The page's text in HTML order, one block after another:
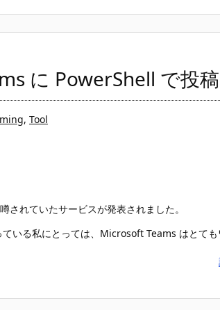
に PowerShell で投
, Tool
れていたサービスが発表されました。
いる私にとっては、Microsoft Teams はとて